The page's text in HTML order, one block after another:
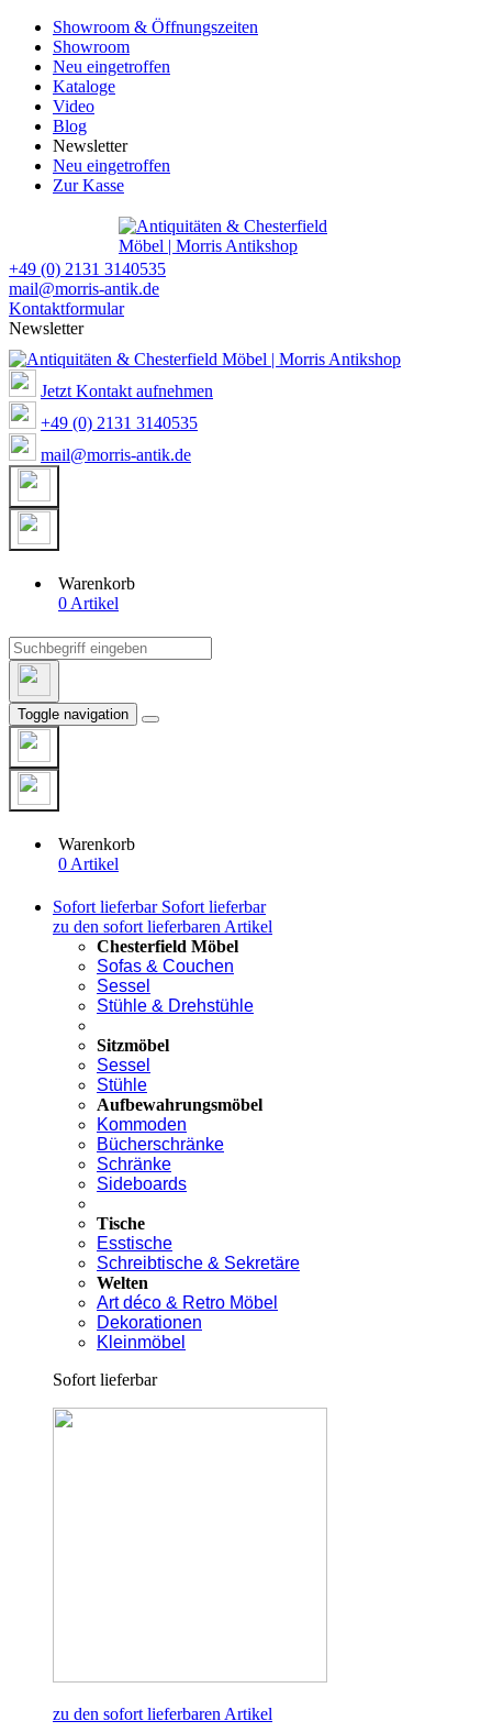
Showroom & Öffnungszeiten
Showroom
Neu eingetroffen
Kataloge
Video
Blog
Newsletter
Neu eingetroffen
Zur Kasse
+49 (0) 2131 3140535
mail@morris-antik.de
Kontaktformular
Newsletter
Jetzt Kontakt aufnehmen
+49 (0) 2131 3140535
mail@morris-antik.de
Warenkorb
0 Artikel
Toggle navigation
Warenkorb
0 Artikel
Sofort lieferbar Sofort lieferbar
zu den sofort lieferbaren Artikel
Chesterfield Möbel
Sofas & Couchen
Sessel
Stühle & Drehstühle
Sitzmöbel
Sessel
Stühle
Aufbewahrungsmöbel
Kommoden
Bücherschränke
Schränke
Sideboards
Tische
Esstische
Schreibtische & Sekretäre
Welten
Art déco & Retro Möbel
Dekorationen
Kleinmöbel
Sofort lieferbar
zu den sofort lieferbaren Artikel